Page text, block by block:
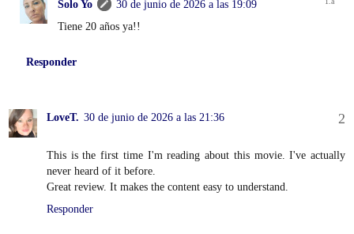
Solo Yo
30 de junio de 2026 a las 19:09
Tiene 20 años ya!!
Responder
LoveT. 30 de junio de 2026 a las 21:36
This is the first time I'm reading about this movie. I've actually
never heard of it before.
Great review. It makes the content easy to understand.
Responder